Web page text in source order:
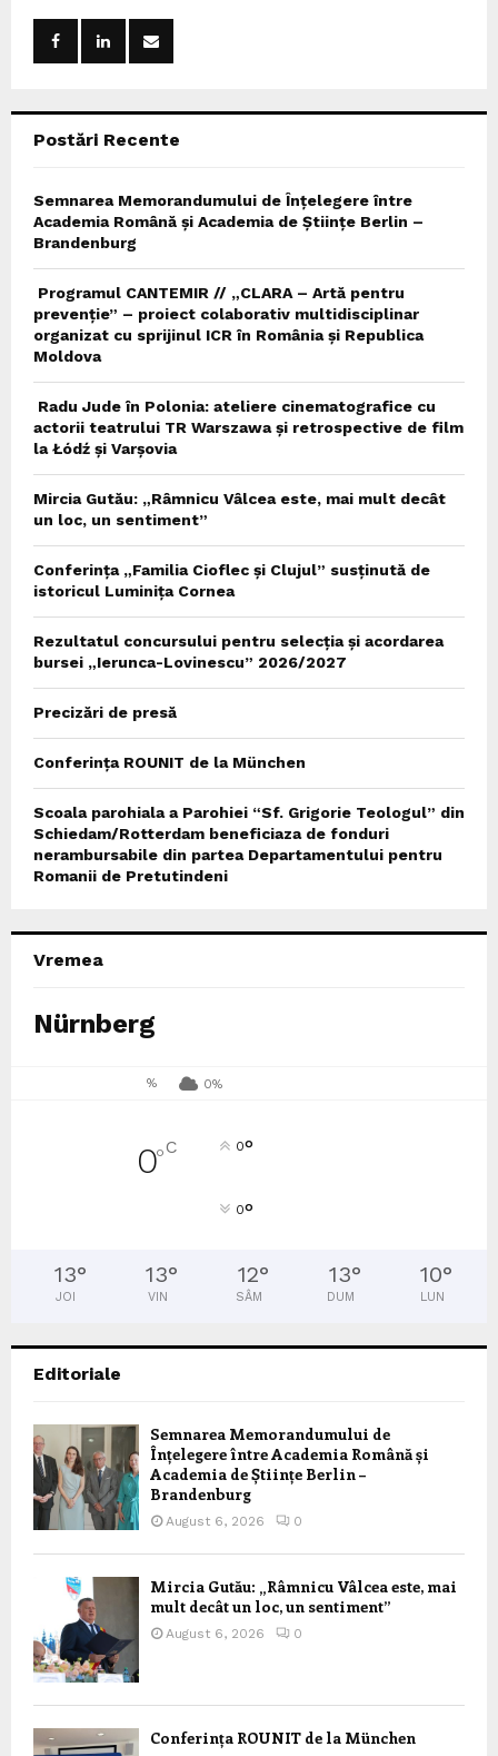
Postări Recente
Semnarea Memorandumului de Înțelegere între
Academia Română și Academia de Științe Berlin –
Brandenburg
Programul CANTEMIR // „CLARA – Artă pentru
prevenție” – proiect colaborativ multidisciplinar
organizat cu sprijinul ICR în România și Republica
Moldova
Radu Jude în Polonia: ateliere cinematografice cu
actorii teatrului TR Warszawa și retrospective de film
la Łódź și Varșovia
Mircia Gutău: „Râmnicu Vâlcea este, mai mult decât
un loc, un sentiment”
Conferința „Familia Cioflec și Clujul” susținută de
istoricul Luminița Cornea
Rezultatul concursului pentru selecția și acordarea
bursei „Ierunca-Lovinescu” 2026/2027
Precizări de presă
Conferința ROUNIT de la München
Scoala parohiala a Parohiei “Sf. Grigorie Teologul” din
Schiedam/Rotterdam beneficiaza de fonduri
nerambursabile din partea Departamentului pentru
Romanii de Pretutindeni
Vremea
Nürnberg
% 0%
0°C 0°
0°
13°
JOI
13°
VIN
12°
SÂM
13°
DUM
10°
LUN
Editoriale
Semnarea Memorandumului de
Înțelegere între Academia Română și
Academia de Științe Berlin –
Brandenburg
August 6, 2026 0
Mircia Gutău: „Râmnicu Vâlcea este, mai
mult decât un loc, un sentiment”
August 6, 2026 0
Conferința ROUNIT de la München